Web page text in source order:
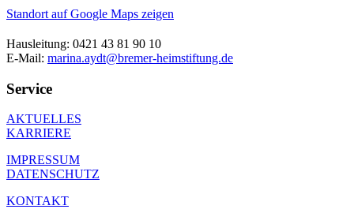
Standort auf Google Maps zeigen
Hausleitung: 0421 43 81 90 10
E-Mail: marina.aydt@bremer-heimstiftung.de
Service
AKTUELLES
KARRIERE
IMPRESSUM
DATENSCHUTZ
KONTAKT